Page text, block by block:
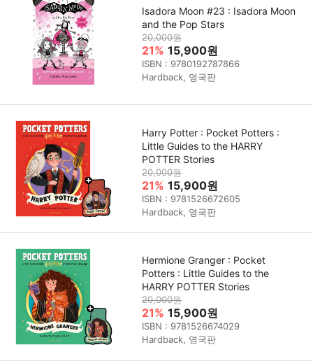
Isadora Moon #23 : Isadora Moon
and the Pop Stars
20,000원
21% 15,900원
ISBN : 9780192787866
Hardback, 영국판
Harry Potter : Pocket Potters :
Little Guides to the HARRY
POTTER Stories
20,000원
21% 15,900원
ISBN : 9781526672605
Hardback, 영국판
Hermione Granger : Pocket
Potters : Little Guides to the
HARRY POTTER Stories
20,000원
21% 15,900원
ISBN : 9781526674029
Hardback, 영국판